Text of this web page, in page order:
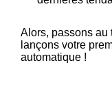
Alors, passons au
lançons votre
automatique !